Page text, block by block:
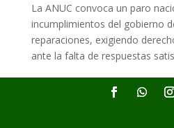
La ANUC convoca un paro
incumplimientos del gobierno
reparaciones, exigiendo
ante la falta de respuestas